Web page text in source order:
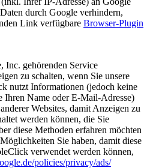
durch Google verhindern,
Link verfügbare Browser-Plugin
Inc. gehörenden Service
zu schalten, wenn Sie unsere
nutzt Informationen (jedoch keine
Ihren Name oder E-Mail-Adresse)
Websites, damit Anzeigen zu
werden können, die Sie
diese Methoden erfahren möchten
Sie haben, damit diese
verwendet werden können,
policies/privacy/ads/